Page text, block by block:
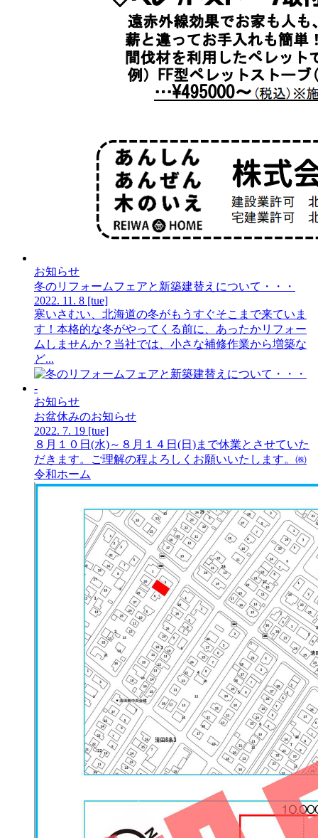
お知らせ
冬のリフォームフェアと新築建替えについて・・・
2022. 11. 8 [tue]
寒いさむい、北海道の冬がもうすぐそこまで来ていま
す！本格的な冬がやってくる前に、あったかリフォー
ムしませんか？当社では、小さな補修作業から増築な
ど...
お知らせ
お盆休みのお知らせ
2022. 7. 19 [tue]
８月１０日(水)～８月１４日(日)まで休業とさせていた
だきます。ご理解の程よろしくお願いいたします。㈱
令和ホーム